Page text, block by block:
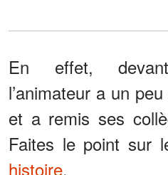
En effet,
l’animateur a un
et a remis ses
Faites le point sur
histoire.